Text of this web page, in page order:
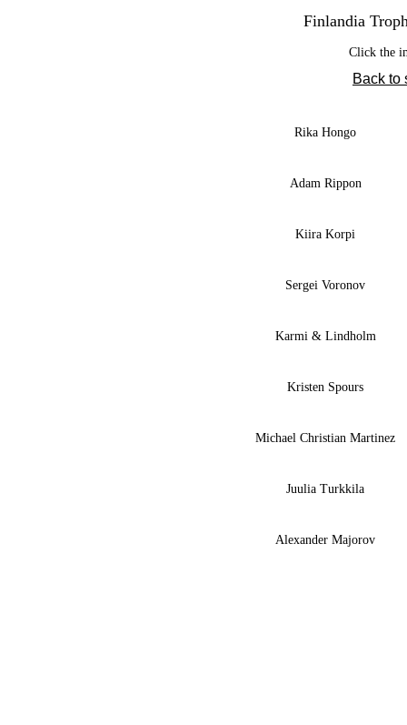
Finlandia
Click the
Back to
Rika Hongo
Adam Rippon
Kiira Korpi
Sergei Voronov
Karmi & Lindholm
Kristen Spours
Michael Christian Martinez
Juulia Turkkila
Alexander Majorov